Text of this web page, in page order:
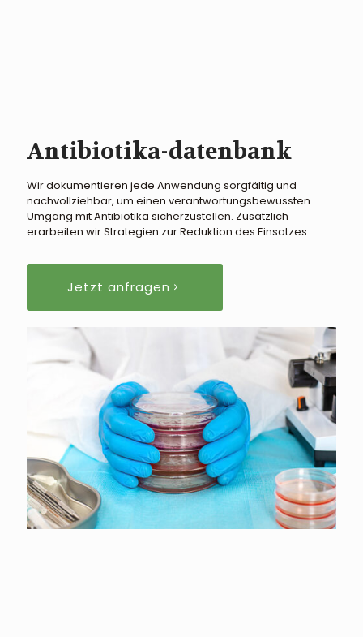
Antibiotika-datenbank
Wir dokumentieren jede Anwendung sorgfältig und
nachvollziehbar, um einen verantwortungsbewussten
Umgang mit Antibiotika sicherzustellen. Zusätzlich
erarbeiten wir Strategien zur Reduktion des Einsatzes.
Jetzt anfragen